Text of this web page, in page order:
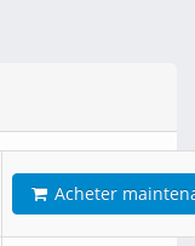
Acheter